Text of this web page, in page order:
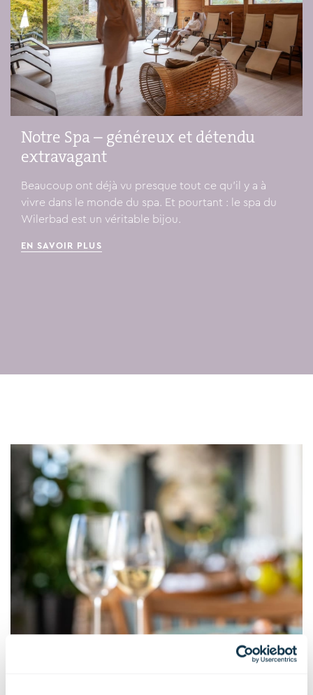
Notre Spa – généreux et détendu
extravagant
Beaucoup ont déjà vu presque tout ce qu'il y a à
vivre dans le monde du spa. Et pourtant : le spa du
Wilerbad est un véritable bijou.
EN SAVOIR PLUS